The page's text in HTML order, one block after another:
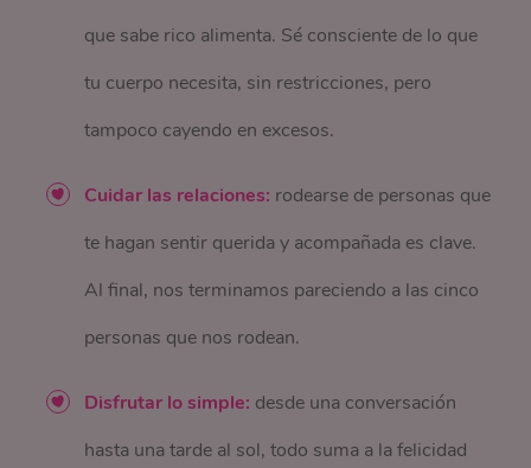
que sabe rico alimenta. Sé consciente de lo que
tu cuerpo necesita, sin restricciones, pero
tampoco cayendo en excesos.
Cuidar las relaciones: rodearse de personas que
te hagan sentir querida y acompañada es clave.
Al final, nos terminamos pareciendo a las cinco
personas que nos rodean.
Disfrutar lo simple: desde una conversación
hasta una tarde al sol, todo suma a la felicidad